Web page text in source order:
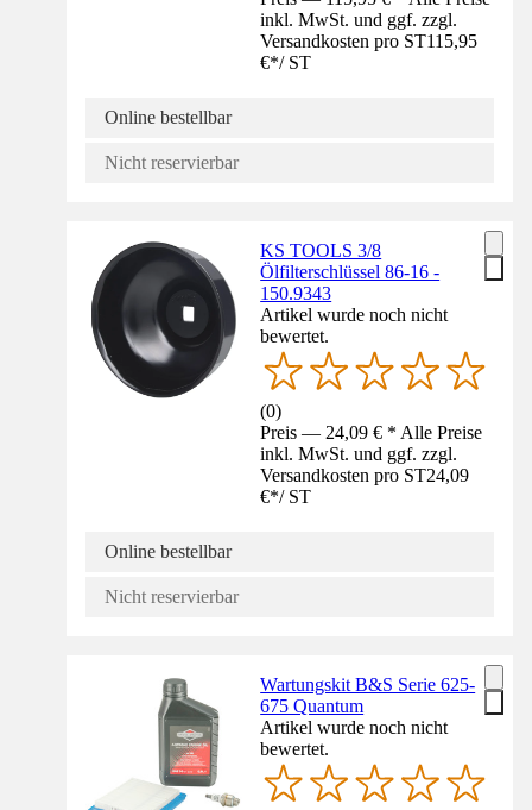
inkl. MwSt. und ggf. zzgl.
Versandkosten pro ST115,95
€*/ ST
Online bestellbar
Nicht reservierbar
KS TOOLS 3/8
Ölfilterschlüssel 86-16 -
150.9343
Artikel wurde noch nicht
bewertet.
(0)
Preis — 24,09 € * Alle Preise
inkl. MwSt. und ggf. zzgl.
Versandkosten pro ST24,09
€*/ ST
Online bestellbar
Nicht reservierbar
Wartungskit B&S Serie 625-
675 Quantum
Artikel wurde noch nicht
bewertet.